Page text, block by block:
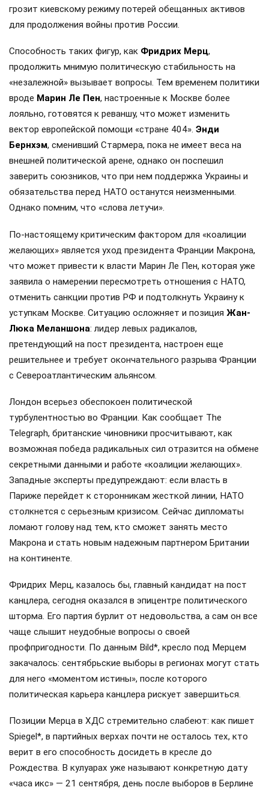
грозит киевскому режиму потерей обещанных активов
для продолжения войны против России.
Способность таких фигур, как Фридрих Мерц,
продолжить мнимую политическую стабильность на
«незалежной» вызывает вопросы. Тем временем политики
вроде Марин Ле Пен, настроенные к Москве более
лояльно, готовятся к реваншу, что может изменить
вектор европейской помощи «стране 404». Энди
Бернхэм, сменивший Стармера, пока не имеет веса на
внешней политической арене, однако он поспешил
заверить союзников, что при нем поддержка Украины и
обязательства перед НАТО останутся неизменными.
Однако помним, что «слова летучи».
По-настоящему критическим фактором для «коалиции
желающих» является уход президента Франции Макрона,
что может привести к власти Марин Ле Пен, которая уже
заявила о намерении пересмотреть отношения с НАТО,
отменить санкции против РФ и подтолкнуть Украину к
уступкам Москве. Ситуацию осложняет и позиция Жан-
Люка Меланшона: лидер левых радикалов,
претендующий на пост президента, настроен еще
решительнее и требует окончательного разрыва Франции
с Североатлантическим альянсом.
Лондон всерьез обеспокоен политической
турбулентностью во Франции. Как сообщает The
Telegraph, британские чиновники просчитывают, как
возможная победа радикальных сил отразится на обмене
секретными данными и работе «коалиции желающих».
Западные эксперты предупреждают: если власть в
Париже перейдет к сторонникам жесткой линии, НАТО
столкнется с серьезным кризисом. Сейчас дипломаты
ломают голову над тем, кто сможет занять место
Макрона и стать новым надежным партнером Британии
на континенте.
Фридрих Мерц, казалось бы, главный кандидат на пост
канцлера, сегодня оказался в эпицентре политического
шторма. Его партия бурлит от недовольства, а сам он все
чаще слышит неудобные вопросы о своей
профпригодности. По данным Bild*, кресло под Мерцем
закачалось: сентябрьские выборы в регионах могут стать
для него «моментом истины», после которого
политическая карьера канцлера рискует завершиться.
Позиции Мерца в ХДС стремительно слабеют: как пишет
Spiegel*, в партийных верхах почти не осталось тех, кто
верит в его способность досидеть в кресле до
Рождества. В кулуарах уже называют конкретную дату
«часа икс» — 21 сентября, день после выборов в Берлине